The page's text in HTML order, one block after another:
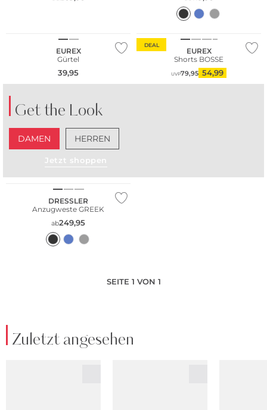
EUREX
Gürtel
39,95
DEAL
Große Größen
EUREX
Shorts BOSSE
UVP79,95 54,99
Get the Look
DAMEN HERREN
Jetzt shoppen
DRESSLER
Anzugweste GREEK
ab249,95
SEITE 1 VON 1
Zuletzt angesehen